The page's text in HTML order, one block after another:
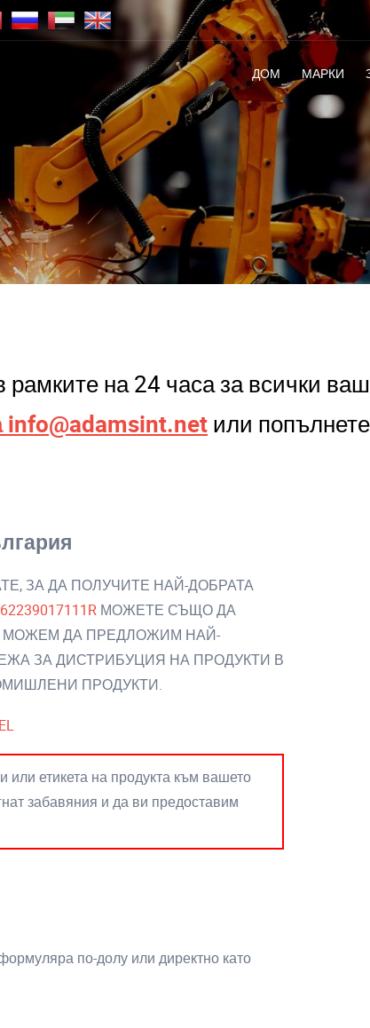
ДОМ МАРКИ
на 24 часа за всички
info@adamsint.net или
ЗА ДА ПОЛУЧИТЕ НАЙ-ДОБРАТА
МОЖЕТЕ СЪЩО ДА
МОЖЕМ ДА ПРЕДЛОЖИМ НАЙ-
ЗА ДИСТРИБУЦИЯ НА ПРОДУКТИ В
ПРОДУКТИ.
или етикета на продукта към вашето
забавяния и да ви предоставим
по-долу или директно като